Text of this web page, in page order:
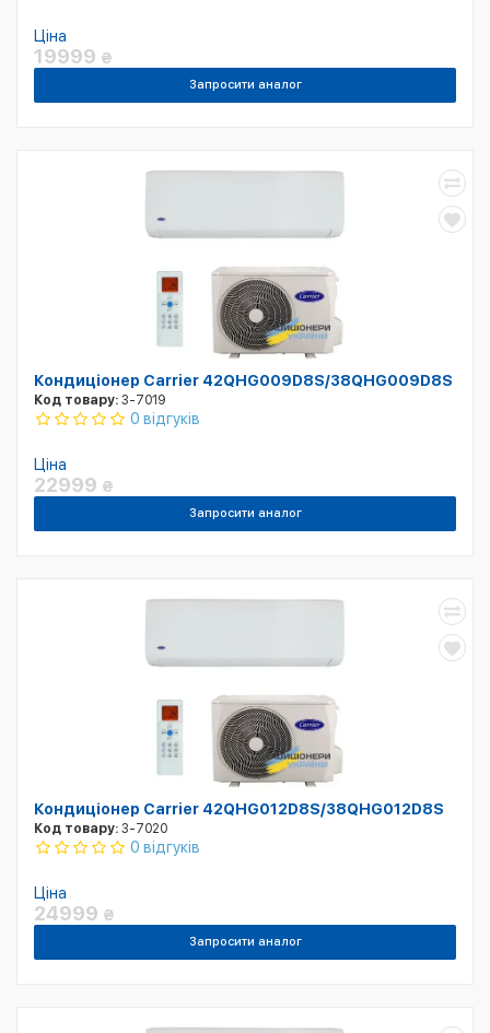
Ціна
19999 ₴
Запросити аналог
Кондиціонер Carrier 42QHG009D8S/38QHG009D8S
Код товару: 3-7019
0 відгуків
Ціна
22999 ₴
Запросити аналог
Кондиціонер Carrier 42QHG012D8S/38QHG012D8S
Код товару: 3-7020
0 відгуків
Ціна
24999 ₴
Запросити аналог